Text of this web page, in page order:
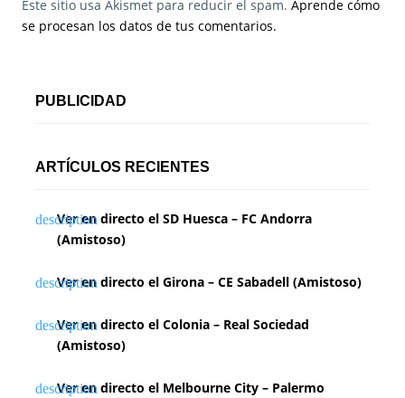
Este sitio usa Akismet para reducir el spam. Aprende cómo
se procesan los datos de tus comentarios.
PUBLICIDAD
ARTÍCULOS RECIENTES
Ver en directo el SD Huesca – FC Andorra
(Amistoso)
Ver en directo el Girona – CE Sabadell (Amistoso)
Ver en directo el Colonia – Real Sociedad
(Amistoso)
Ver en directo el Melbourne City – Palermo